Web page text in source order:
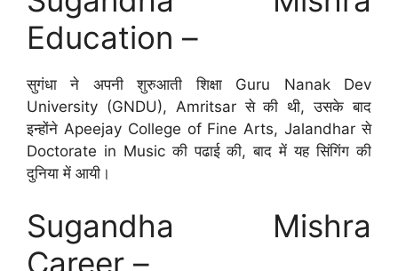
Education –
सुगंधा ने अपनी शुरुआती शिक्षा Guru Nanak Dev
University (GNDU), Amritsar से की थी, उसके बाद
इन्होंने Apeejay College of Fine Arts, Jalandhar से
Doctorate in Music की पढाई की, बाद में यह सिंगिंग की
दुनिया में आयी।
Sugandha Mishra
Career –